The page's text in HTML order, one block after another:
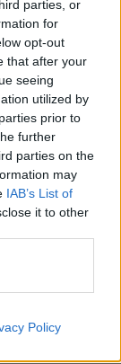
parties, or
for
opt-out
that after your
seeing
utilized by
prior to
further
parties on the
may
IAB’s List of
it to other
Policy